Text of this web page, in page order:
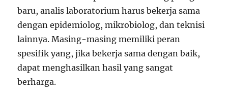
baru, analis laboratorium harus bekerja sama
dengan epidemiolog, mikrobiolog, dan teknisi
lainnya. Masing-masing memiliki peran
spesifik yang, jika bekerja sama dengan baik,
dapat menghasilkan hasil yang sangat
berharga.